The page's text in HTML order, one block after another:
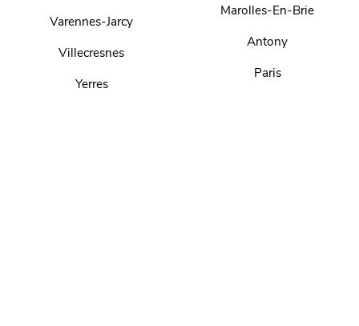
Varennes-Jarcy
Villecresnes
Yerres
Marolles-En-Brie
Antony
Paris